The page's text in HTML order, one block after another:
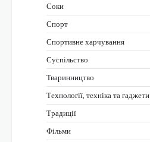
Соки
Спорт
Спортивне харчування
Суспільство
Тваринництво
Технології, техніка та гаджети
Традиції
Фільми